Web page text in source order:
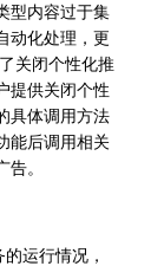
型内容过于集
动化处理，更
关闭个性化推
提供关闭个性
具体调用方法
能后调用相关
。
运行情况，